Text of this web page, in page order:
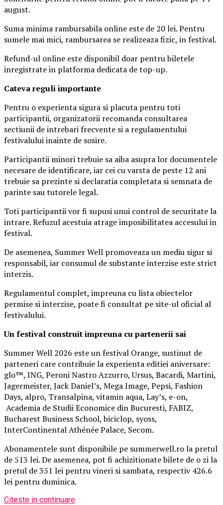
august.
Suma minima rambursabila online este de 20 lei. Pentru
sumele mai mici, rambursarea se realizeaza fizic, in festival.
Refund-ul online este disponibil doar pentru biletele
inregistrate in platforma dedicata de top-up.
Cateva reguli importante
Pentru o experienta sigura si placuta pentru toti
participantii, organizatorii recomanda consultarea
sectiunii de intrebari frecvente si a regulamentului
festivalului inainte de sosire.
Participantii minori trebuie sa aiba asupra lor documentele
necesare de identificare, iar cei cu varsta de peste 12 ani
trebuie sa prezinte si declaratia completata si semnata de
parinte sau tutorele legal.
Toti participantii vor fi supusi unui control de securitate la
intrare. Refuzul acestuia atrage imposibilitatea accesului in
festival.
De asemenea, Summer Well promoveaza un mediu sigur si
responsabil, iar consumul de substante interzise este strict
interzis.
Regulamentul complet, impreuna cu lista obiectelor
permise si interzise, poate fi consultat pe site-ul oficial al
festivalului.
Un festival construitimpreuna cu partenerii sai
Summer Well 2026 este un festival Orange, sustinut de
parteneri care contribuie la experienta editiei aniversare:
glo™, ING, Peroni Nastro Azzurro, Ursus, Bacardi, Martini,
Jagermeister, Jack Daniel’s, Mega Image, Pepsi, Fashion
Days, alpro, Transalpina, vitamin aqua, Lay’s, e-on,
Academia de Studii Economice din Bucuresti, FABIZ,
Bucharest Business School, biciclop, syoss,
InterContinental Athénée Palace, Secom.
Abonamentele sunt disponibile pe summerwell.ro la pretul
de 513 lei. De asemenea, pot fi achizitionate bilete de o zi la
pretul de 351 lei pentru vineri si sambata, respectiv 426.6
lei pentru duminica.
Citeste in continuare